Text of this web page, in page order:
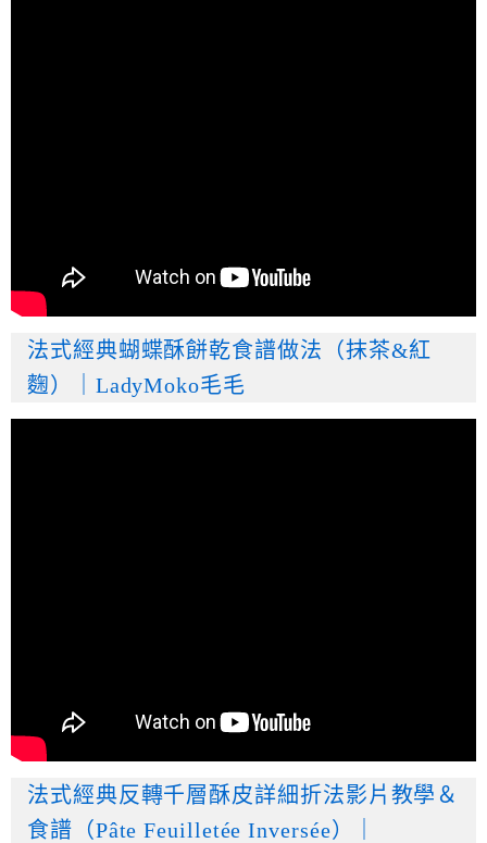
法式經典蝴蝶酥餅乾食譜做法（抹茶&紅
麴）｜LadyMoko毛毛
法式經典反轉千層酥皮詳細折法影片教學＆
食譜（Pâte Feuilletée Inversée）｜